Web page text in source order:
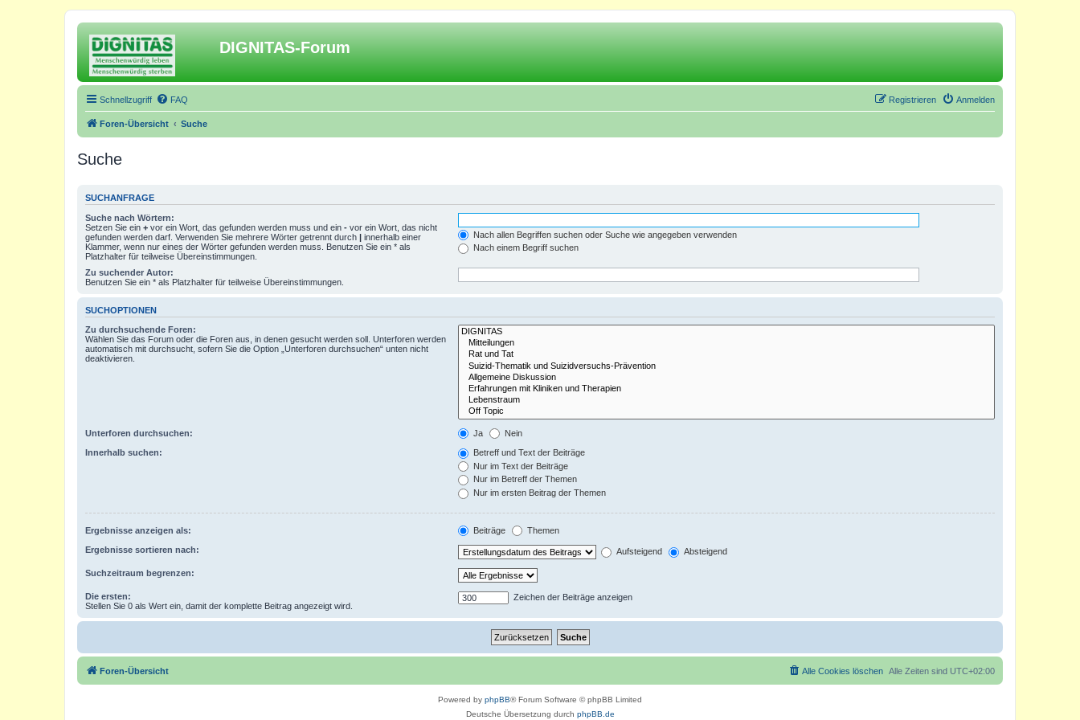
DIGNITAS-Forum
Schnellzugriff FAQ Anmelden
Registrieren
Foren-Übersicht Suche
Suche
SUCHANFRAGE
Suche nach Wörtern:
Setzen Sie ein + vor ein Wort, das gefunden werden muss und ein - vor ein Wort, das nicht
gefunden werden darf. Verwenden Sie mehrere Wörter getrennt durch | innerhalb einer
Klammer, wenn nur eines der Wörter gefunden werden muss. Benutzen Sie ein * als
Platzhalter für teilweise Übereinstimmungen.
Nach allen Begriffen suchen oder Suche wie angegeben verwenden
Nach einem Begriff suchen
Zu suchender Autor:
Benutzen Sie ein * als Platzhalter für teilweise Übereinstimmungen.
SUCHOPTIONEN
Zu durchsuchende Foren:
Wählen Sie das Forum oder die Foren aus, in denen gesucht werden soll. Unterforen werden
automatisch mit durchsucht, sofern Sie die Option „Unterforen durchsuchen“ unten nicht
deaktivieren.
Unterforen durchsuchen: Ja Nein
Innerhalb suchen:
Betreff und Text der Beiträge
Nur im Text der Beiträge
Nur im Betreff der Themen
Nur im ersten Beitrag der Themen
Ergebnisse anzeigen als: Beiträge Themen
Ergebnisse sortieren nach: Aufsteigend Absteigend
Suchzeitraum begrenzen:
Die ersten:
Stellen Sie 0 als Wert ein, damit der komplette Beitrag angezeigt wird.
Zeichen der Beiträge anzeigen
Foren-Übersicht Alle Zeiten sind UTC+02:00
Alle Cookies löschen
Powered by phpBB® Forum Software © phpBB Limited
Deutsche Übersetzung durch phpBB.de